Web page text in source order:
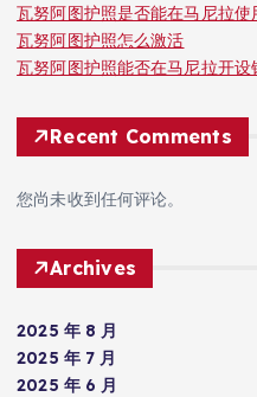
瓦努阿图护照是否能在马尼拉使
瓦努阿图护照怎么激活
瓦努阿图护照能否在马尼拉开设
Recent Comments
您尚未收到任何评论。
Archives
2025 年 8 月
2025 年 7 月
2025 年 6 月